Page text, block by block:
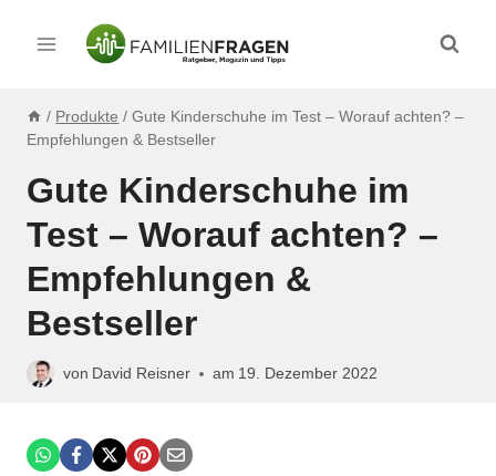
Inhalt
/ Produkte / Gute Kinderschuhe im Test – Worauf achten? –
Empfehlungen & Bestseller
Gute Kinderschuhe im
Test – Worauf achten? –
Empfehlungen &
Bestseller
von David Reisner am 19. Dezember 2022